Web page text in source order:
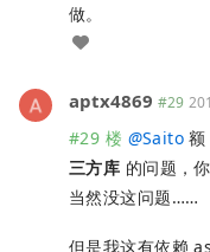
做。
aptx4869 #29
#29 楼 @Saito 额
三方库 的问题，
当然没这问题……
但是我这有依赖